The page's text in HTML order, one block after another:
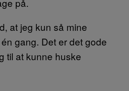
på.
at jeg kun så mine
gang. Det er det gode
til at kunne huske